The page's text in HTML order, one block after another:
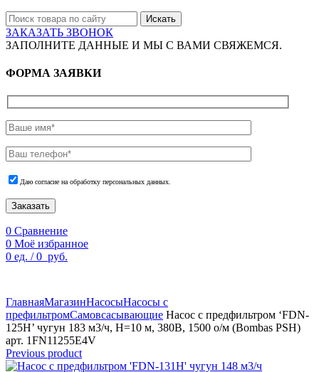
Искать
ЗАКАЗАТЬ ЗВОНОК
ЗАПОЛНИТЕ ДАННЫЕ И МЫ С ВАМИ СВЯЖЕМСЯ.
ФОРМА ЗАЯВКИ
Даю согласие на обработку персональных данных.
Заказать
0 Сравнение
0 Моё избранное
0 ед. / 0 руб.
ГлавнаяМагазинНасосыНасосы с
префильтромСамовсасывающие Насос с предфильтром ‘FDN-
125H’ чугун 183 м3/ч, Н=10 м, 380В, 1500 о/м (Bombas PSH)
арт. 1FN11255E4V
Previous product